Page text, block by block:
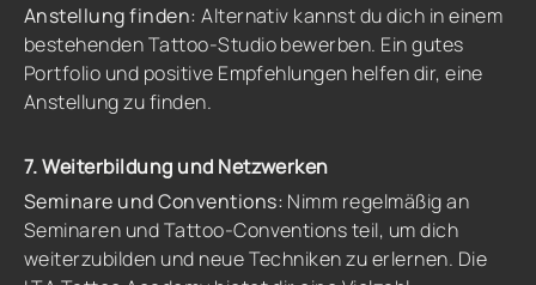
Anstellung finden: Alternativ kannst du dich in einem
bestehenden Tattoo-Studio bewerben. Ein gutes
Portfolio und positive Empfehlungen helfen dir, eine
Anstellung zu finden.
7. Weiterbildung und Netzwerken
Seminare und Conventions: Nimm regelmäßig an
Seminaren und Tattoo-Conventions teil, um dich
weiterzubilden und neue Techniken zu erlernen. Die